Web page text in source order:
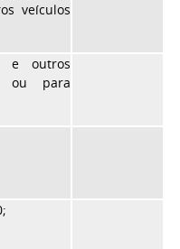
veículos
e outros
ou para